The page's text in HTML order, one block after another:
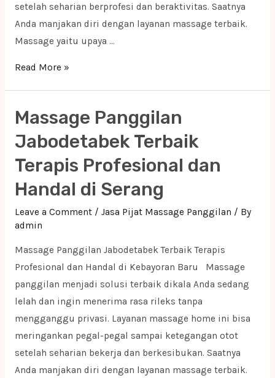
setelah seharian berprofesi dan beraktivitas. Saatnya
Anda manjakan diri dengan layanan massage terbaik.
Massage yaitu upaya …
Massage
Terbaik
Terapis
dan
Handal
Bandung
Read More »
Massage Panggilan
Jabodetabek Terbaik
Terapis Profesional dan
Handal di Serang
Leave a Comment / Jasa Pijat Massage Panggilan / By
admin
Massage Panggilan Jabodetabek Terbaik Terapis
Profesional dan Handal di Kebayoran Baru Massage
panggilan menjadi solusi terbaik dikala Anda sedang
lelah dan ingin menerima rasa rileks tanpa
mengganggu privasi. Layanan massage home ini bisa
meringankan pegal-pegal sampai ketegangan otot
setelah seharian bekerja dan berkesibukan. Saatnya
Anda manjakan diri dengan layanan massage terbaik.